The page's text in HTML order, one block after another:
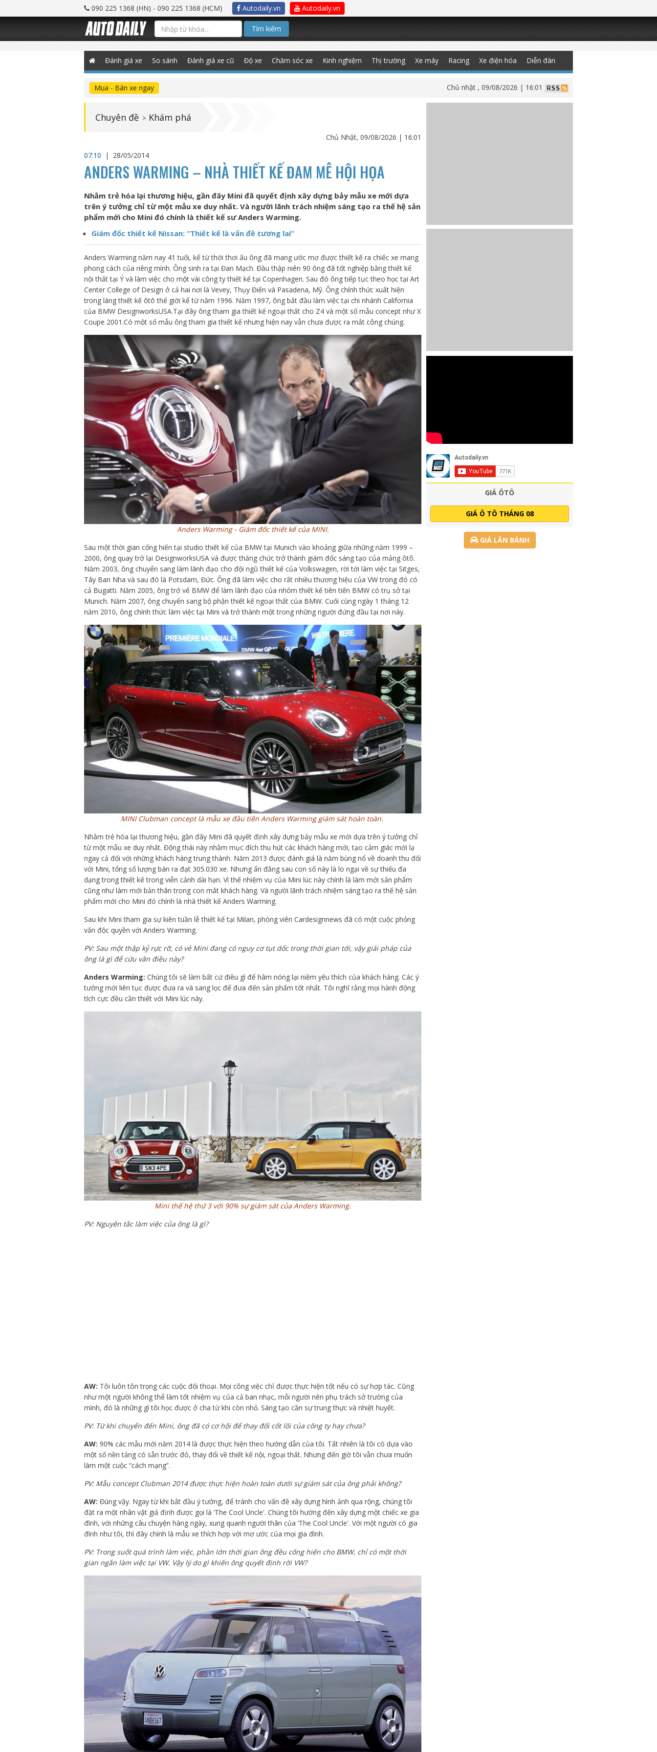
090 225 1368 (HN) - 090 225 1368 (HCM) Autodaily.vn Autodaily.vn
Tìm kiếm
Đánh giá xe So sánh Đánh giá xe cũ Độ xe Chăm sóc xe Kinh nghiệm Thị trường Xe máy Racing Xe điện hóa Diễn đàn
Mua - Bán xe ngay Chủ nhật , 09/08/2026 | 16:01
Chuyên đề > Khám phá
Chủ Nhật, 09/08/2026 | 16:01
07:10
| 28/05/2014
ANDERS WARMING – NHÀ THIẾT KẾ ĐAM MÊ HỘI HỌA
Nhằm trẻ hóa lại thương hiệu, gần đây Mini đã quyết định xây dựng bảy mẫu xe mới dựa
trên ý tưởng chỉ từ một mẫu xe duy nhất. Và người lãnh trách nhiệm sáng tạo ra thế hệ sản
phẩm mới cho Mini đó chính là thiết kế sư Anders Warming.
Giám đốc thiết kế Nissan: “Thiết kế là vấn đề tương lai”
Anders Warming năm nay 41 tuổi, kể từ thới thơi ấu ông đã mang ước mơ được thiết kế ra chiếc xe mang
phong cách của riêng mình. Ông sinh ra tại Đan Mạch. Đầu thập niên 90 ông đã tốt nghiệp bằng thiết kế
nội thất tại Ý và làm việc cho một vài công ty thiết kế tại Copenhagen. Sau đó ông tiếp tục theo học tại Art
Center College of Design ở cả hai nơi là Vevey, Thụy Điển và Pasadena, Mỹ. Ông chính thức xuất hiện
trong làng thiết kế ôtô thế giới kể từ năm 1996. Năm 1997, ông bắt đầu làm việc tại chi nhánh California
của BMW DesignworksUSA.Tại đây ông tham gia thiết kế ngoại thất cho Z4 và một số mẫu concept như X
Coupe 2001.Có một số mẫu ông tham gia thiết kế nhưng hiện nay vẫn chưa được ra mắt công chúng.
Anders Warming - Giám đốc thiết kế của MINI.
Sau một thời gian cống hiến tại studio thiết kế của BMW tại Munich vào khoảng giữa những năm 1999 –
2000, ông quay trở lại DesignworksUSA và được thăng chức trở thành giám đốc sáng tạo của mảng ôtô.
Năm 2003, ông chuyển sang làm lãnh đạo cho đội ngũ thiết kế của Volkswagen, rời tới làm việc tại Sitges,
Tây Ban Nha và sau đó là Potsdam, Đức. Ông đã làm việc cho rất nhiều thương hiệu của VW trong đó có
cả Bugatti. Năm 2005, ông trở vể BMW để làm lãnh đạo của nhóm thiết kế tiên tiến BMW có trụ sở tại
Munich. Năm 2007, ông chuyển sang bộ phận thiết kế ngoại thất của BMW. Cuối cùng ngày 1 tháng 12
năm 2010, ông chính thức làm việc tại Mini và trở thành một trong những người đứng đầu tại nơi này.
MINI Clubman concept là mẫu xe đầu tiên Anders Warming giám sát hoàn toàn.
Nhằm trẻ hóa lại thương hiệu, gần đây Mini đã quyết định xây dựng bảy mẫu xe mới dựa trên ý tưởng chỉ
từ một mẫu xe duy nhất. Động thái này nhằm mục đích thu hút các khách hàng mới, tạo cảm giác mới lạ
ngay cả đối với những khách hàng trung thành. Năm 2013 được đánh giá là năm bùng nổ về doanh thu đối
với Mini, tổng số lượng bán ra đạt 305.030 xe. Nhưng ẩn đằng sau con số này là lo ngại về sự thiếu đa
dạng trong thiết kế trong viễn cảnh dài hạn. Vì thế nhiệm vụ của Mini lúc này chính là làm mới sản phẩm
cũng như làm mới bản thân trong con mắt khách hàng. Và người lãnh trách nhiệm sáng tạo ra thế hệ sản
phẩm mới cho Mini đó chính là nhà thiết kế Anders Warming.
Sau khi Mini tham gia sự kiên tuần lễ thiết kế tại Milan, phóng viên Cardesignnews đã có một cuộc phỏng
vấn độc quyền với Anders Warming.
PV: Sau một thập kỷ rực rỡ, có vẻ Mini đang có nguy cơ tụt dốc trong thời gian tới, vậy giải pháp của
ông là gì để cứu vãn điều này?
Anders Warming: Chúng tôi sẽ làm bất cứ điều gì để hâm nóng lại niềm yêu thích của khách hàng. Các ý
tưởng mới liên tục được đưa ra và sang lọc để đưa đến sản phẩm tốt nhất. Tôi nghĩ rằng mọi hành động
tích cực đều cần thiết với Mini lúc này.
Mini thế hệ thứ 3 với 90% sự giám sát của Anders Warming.
PV: Nguyên tắc làm việc của ông là gì?
AW: Tôi luôn tôn trọng các cuộc đối thoại. Mọi công việc chỉ được thực hiện tốt nếu có sự hợp tác. Cũng
như một người không thể làm tốt nhiệm vụ của cả ban nhạc, mỗi người nên phụ trách sở trường của
mình, đó là những gì tôi học được ở cha từ khi còn nhỏ. Sáng tạo cần sự trung thực và nhiệt huyết.
PV: Từ khi chuyển đến Mini, ông đã có cơ hội để thay đổi cốt lõi của công ty hay chưa?
AW: 90% các mẫu mới năm 2014 là được thực hiện theo hướng dẫn của tôi. Tất nhiên là tôi có dựa vào
một số nền tảng có sẵn trước đó, thay đổi về thiết kế nội, ngoại thất. Nhưng đến giờ tôi vẫn chưa muốn
làm một cuộc “cách mạng”.
PV: Mẫu concept Clubman 2014 được thực hiện hoàn toàn dưới sự giám sát của ông phải không?
AW: Đúng vậy. Ngay từ khi bắt đầu ý tưởng, để tránh cho vấn đề xây dựng hình ảnh qua rộng, chúng tôi
đặt ra một nhân vật giả định được gọi là ‘The Cool Uncle'. Chúng tôi hướng đến xây dựng một chiếc xe gia
đình, với những câu chuyện hàng ngày, xung quanh người thân của ‘The Cool Uncle'. Với một người có gia
đình như tôi, thì đây chính là mẫu xe thích hợp với mơ ước của mọi gia đình.
PV: Trong suốt quá trình làm việc, phần lớn thời gian ông đều cống hiến cho BMW, chỉ có một thời
gian ngắn làm việc tại VW. Vậy lý do gì khiến ông quyết định rời VW?
GIÁ ÔTÔ
GIÁ Ô TÔ THÁNG 08
GIÁ LĂN BÁNH